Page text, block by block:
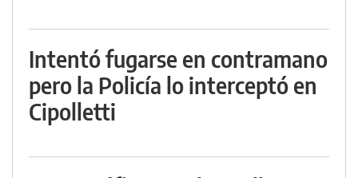
Intentó fugarse en contramano
pero la Policía lo interceptó en
Cipolletti